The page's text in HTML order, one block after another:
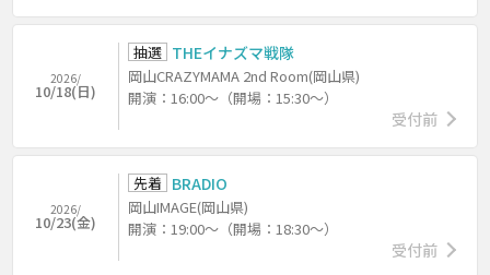
2026/
10/18(日)
抽選 THEイナズマ戦隊
岡山CRAZYMAMA 2nd Room(岡山県)
開演：16:00～（開場：15:30～）
受付前
2026/
10/23(金)
先着 BRADIO
岡山IMAGE(岡山県)
開演：19:00～（開場：18:30～）
受付前